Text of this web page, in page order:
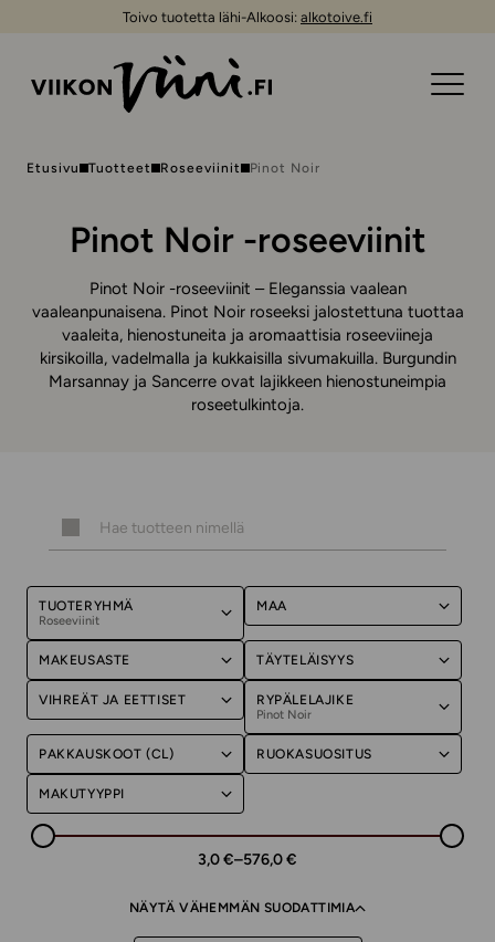
Toivo tuotetta lähi-Alkoosi: alkotoive.fi
Etusivu Tuotteet Roseeviinit Pinot Noir
Pinot Noir -roseeviinit
Pinot Noir -roseeviinit – Eleganssia vaalean
vaaleanpunaisena. Pinot Noir roseeksi jalostettuna tuottaa
vaaleita, hienostuneita ja aromaattisia roseeviineja
kirsikoilla, vadelmalla ja kukkaisilla sivumakuilla. Burgundin
Marsannay ja Sancerre ovat lajikkeen hienostuneimpia
roseetulkintoja.
TUOTERYHMÄ
Roseeviinit
MAA
MAKEUSASTE TÄYTELÄISYYS
VIHREÄT JA EETTISET RYPÄLELAJIKE
Pinot Noir
PAKKAUSKOOT (CL) RUOKASUOSITUS
MAKUTYYPPI
3,0 €–576,0 €
NÄYTÄ VÄHEMMÄN SUODATTIMIA